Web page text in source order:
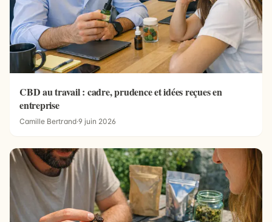
CBD au travail : cadre, prudence et idées reçues en
entreprise
Camille Bertrand·9 juin 2026